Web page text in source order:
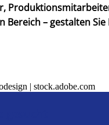
Bereich – gestalten